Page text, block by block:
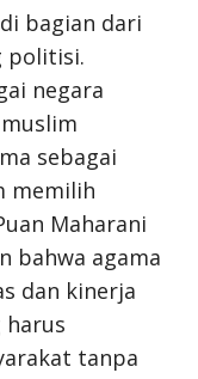
bagian dari
politisi.
negara
sebagai
memilih
Maharani
bahwa agama
dan kinerja
harus
tanpa